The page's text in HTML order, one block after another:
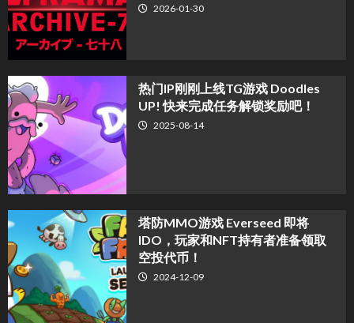
2026-01-30
热门IP刚刚上线TG游戏 Doodles
UP! 快来完成任务解锁奖励吧！
2025-08-14
塔防MMO游戏 Everseed 即将
IDO，玩家和NFT持有者准备领取
空投代币！
2024-12-09